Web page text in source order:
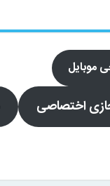
موبایل
اختصاصی